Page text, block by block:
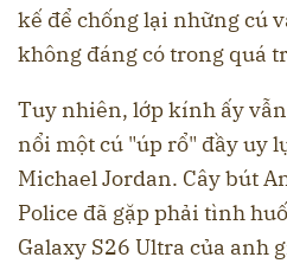
kế để chống lại những cú
không đáng có trong quá
Tuy nhiên, lớp kính ấy
nổi một cú "úp rổ" đầy uy
Michael Jordan. Cây bút
Police đã gặp phải tình
Galaxy S26 Ultra của anh